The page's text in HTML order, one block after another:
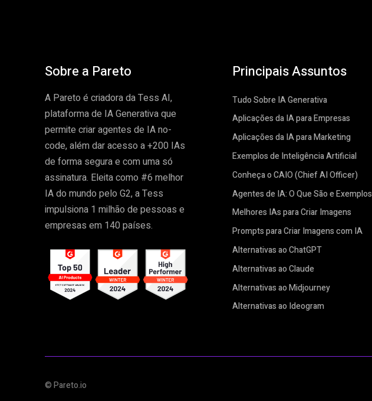
Sobre a Pareto
A Pareto é criadora da Tess AI,
plataforma de IA Generativa que
permite criar agentes de IA no-
code, além dar acesso a +200 IAs
de forma segura e com uma só
assinatura. Eleita como #6 melhor
IA do mundo pelo G2, a Tess
impulsiona 1 milhão de pessoas e
empresas em 140 países.
Principais Assuntos
Tudo Sobre IA Generativa
Aplicações da IA para Empresas
Aplicações da IA para Marketing
Exemplos de Inteligência Artificial
Conheça o CAIO (Chief AI Officer)
Agentes de IA: O Que São e Exemplos
Melhores IAs para Criar Imagens
Prompts para Criar Imagens com IA
Alternativas ao ChatGPT
Alternativas ao Claude
Alternativas ao Midjourney
Alternativas ao Ideogram
© Pareto.io